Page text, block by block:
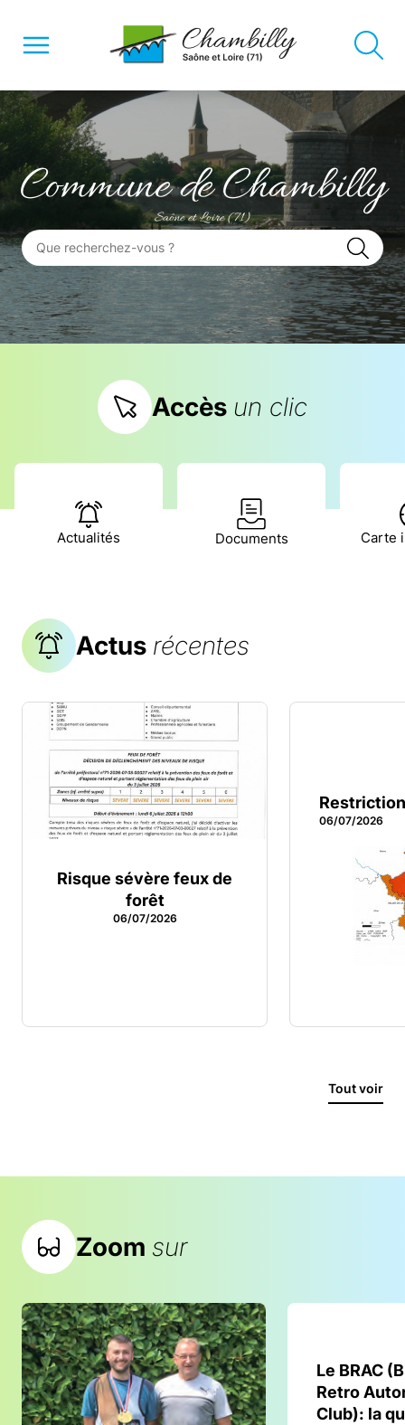
Commune de Chambilly
Saône et Loire (71)
Accès un clic
Actualités Documents Carte
Actus récentes
Risque sévère feux de
forêt
06/07/2026
06/07/2026
Tout voir
Zoom sur
Le BRAC
Retro
Club): la